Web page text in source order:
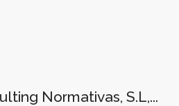
Normativas, S.L,...